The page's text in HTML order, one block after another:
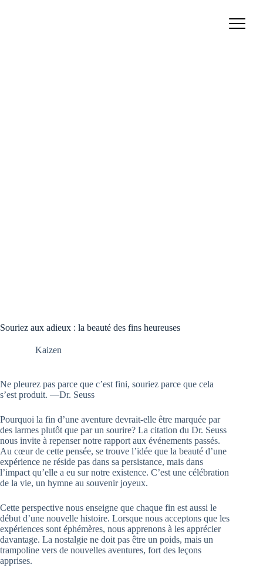
Souriez aux adieux : la beauté des fins heureuses
Kaizen
Ne pleurez pas parce que c’est fini, souriez parce que cela
s’est produit. —Dr. Seuss
Pourquoi la fin d’une aventure devrait-elle être marquée par
des larmes plutôt que par un sourire? La citation du Dr. Seuss
nous invite à repenser notre rapport aux événements passés.
Au cœur de cette pensée, se trouve l’idée que la beauté d’une
expérience ne réside pas dans sa persistance, mais dans
l’impact qu’elle a eu sur notre existence. C’est une célébration
de la vie, un hymne au souvenir joyeux.
Cette perspective nous enseigne que chaque fin est aussi le
début d’une nouvelle histoire. Lorsque nous acceptons que les
expériences sont éphémères, nous apprenons à les apprécier
davantage. La nostalgie ne doit pas être un poids, mais un
trampoline vers de nouvelles aventures, fort des leçons
apprises.